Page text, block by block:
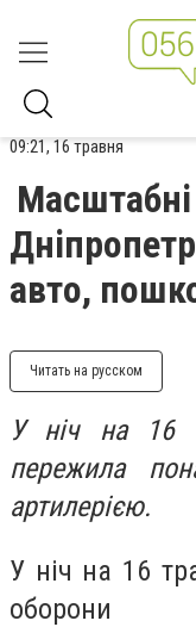
09:21, 16 травня
авто,
Читать на русском
У ніч на 16
пережила
артилерією.
У ніч на 16